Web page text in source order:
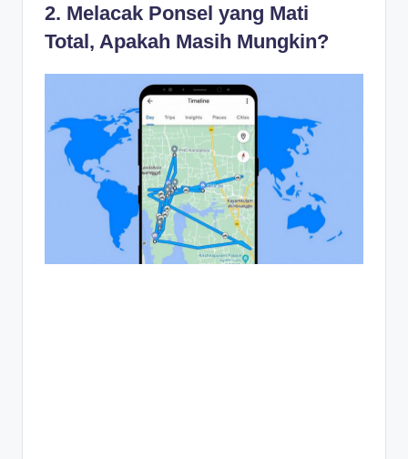
2. Melacak Ponsel yang Mati
Total, Apakah Masih Mungkin?